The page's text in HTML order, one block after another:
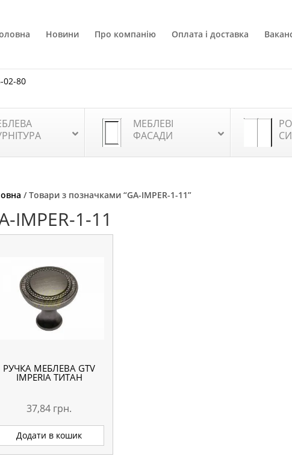
Новини Про компанію Оплата і доставка
02-80
МЕБЛЕВІ
ФАСАДИ
/ Товари з позначками “GA-IMPER-1-11”
IMPER-1-11
РУЧКА МЕБЛЕВА GTV
IMPERIA ТИТАН
37,84 грн.
Додати в кошик